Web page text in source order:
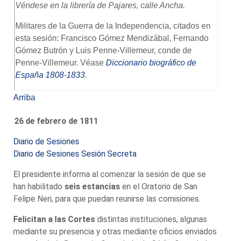
Véndese en la librería de Pajares, calle Ancha.
Militares de la Guerra de la Independencia, citados en
esta sesión: Francisco Gómez Mendizábal, Fernando
Gómez Butrón y Luis Penne-Villemeur, conde de
Penne-Villemeur. VéaseDiccionario biográfico de
España 1808-1833.
Arriba
26 de febrero de 1811
Diario de Sesiones
Diario de Sesiones Sesión Secreta
El presidente informa al comenzar la sesión de que se
han habilitado seis estancias en el Oratorio de San
Felipe Neri, para que puedan reunirse las comisiones.
Felicitan a las Cortes distintas instituciones, algunas
mediante su presencia y otras mediante oficios enviados